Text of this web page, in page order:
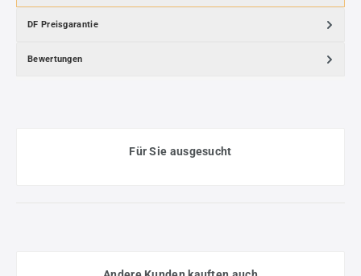
DF Preisgarantie
Bewertungen
Für Sie ausgesucht